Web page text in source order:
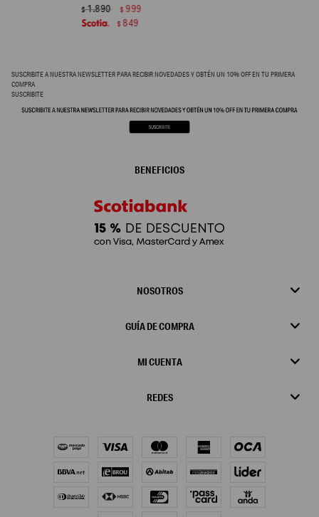
$1.890 $999
$849
SUSCRIBITE A NUESTRA NEWSLETTER PARA RECIBIR NOVEDADES Y OBTÉN UN 10% OFF EN TU PRIMERA
COMPRA
SUSCRIBITE
NOSOTROS
GUÍA DE COMPRA
MI CUENTA
REDES
BENEFICIOS